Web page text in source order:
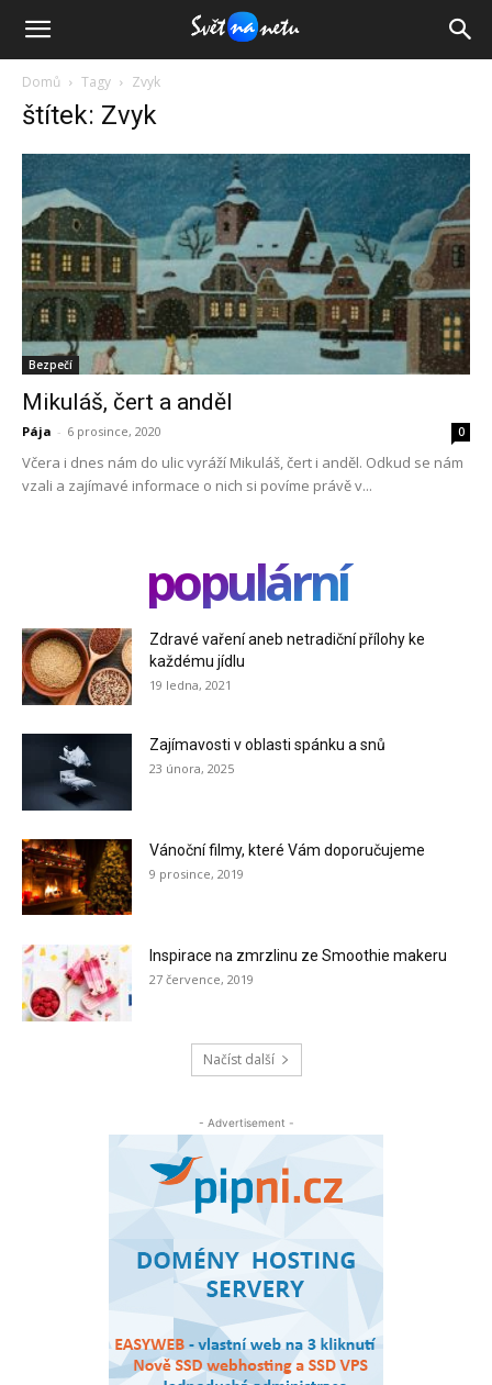
Domů Tagy Zvyk
štítek: Zvyk
Bezpečí
Mikuláš, čert a anděl
Pája - 6 prosince, 2020 0
Včera i dnes nám do ulic vyráží Mikuláš, čert i anděl. Odkud se nám
vzali a zajímavé informace o nich si povíme právě v...
populární
Zdravé vaření aneb netradiční přílohy ke
každému jídlu
19 ledna, 2021
Zajímavosti v oblasti spánku a snů
23 února, 2025
Vánoční filmy, které Vám doporučujeme
9 prosince, 2019
Inspirace na zmrzlinu ze Smoothie makeru
27 července, 2019
Načíst další
- Advertisement -